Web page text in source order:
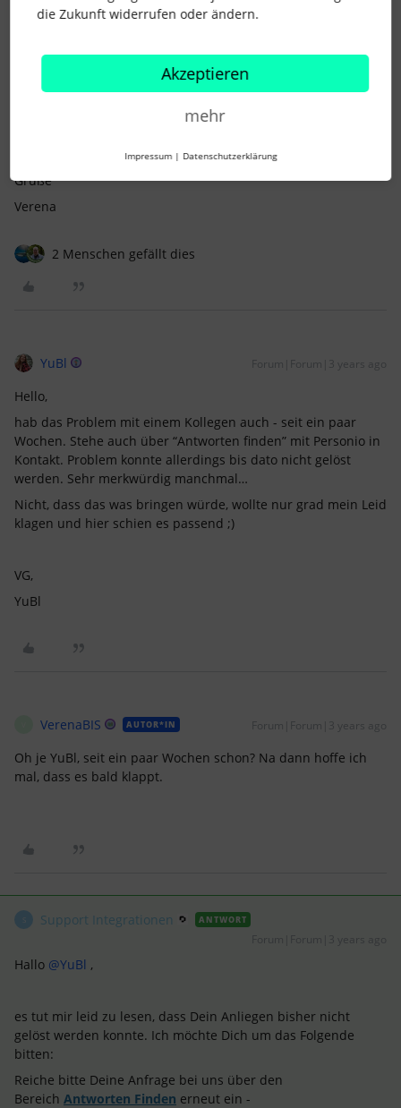
Grüße
Verena
2 Menschen gefällt dies
YuBl Forum|Forum|3 years ago
Hello,
hab das Problem mit einem Kollegen auch - seit ein paar
Wochen. Stehe auch über “Antworten finden” mit Personio in
Kontakt. Problem konnte allerdings bis dato nicht gelöst
werden. Sehr merkwürdig manchmal…
Nicht, dass das was bringen würde, wollte nur grad mein Leid
klagen und hier schien es passend ;)
VG,
YuBl
VerenaBIS AUTOR*IN Forum|Forum|3 years ago
Oh je YuBl, seit ein paar Wochen schon? Na dann hoffe ich
mal, dass es bald klappt.
Support Integrationen ANTWORT
Hallo @YuBl ,
es tut mir leid zu lesen, dass Dein Anliegen bisher nicht
gelöst werden konnte. Ich möchte Dich um das Folgende
bitten:
Reiche bitte Deine Anfrage bei uns über den
Bereich Antworten Finden erneut ein -
die Zukunft widerrufen oder ändern.
Akzeptieren
mehr
Impressum | Datenschutzerklärung